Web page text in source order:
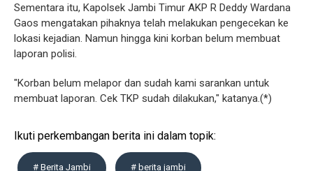
Sementara itu, Kapolsek Jambi Timur AKP R Deddy Wardana
Gaos mengatakan pihaknya telah melakukan pengecekan ke
lokasi kejadian. Namun hingga kini korban belum membuat
laporan polisi.
"Korban belum melapor dan sudah kami sarankan untuk
membuat laporan. Cek TKP sudah dilakukan," katanya.(*)
Ikuti perkembangan berita ini dalam topik:
# Berita Jambi # berita jambi